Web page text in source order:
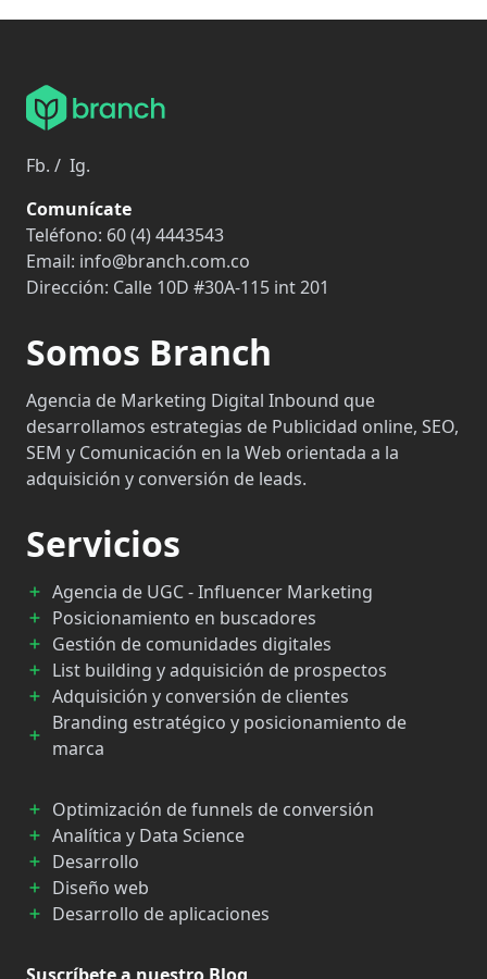
Fb. / Ig.
Comunícate
Teléfono: 60 (4) 4443543
Email: info@branch.com.co
Dirección: Calle 10D #30A-115 int 201
Somos Branch
Agencia de Marketing Digital Inbound que
desarrollamos estrategias de Publicidad online, SEO,
SEM y Comunicación en la Web orientada a la
adquisición y conversión de leads.
Servicios
Agencia de UGC - Influencer Marketing
Posicionamiento en buscadores
Gestión de comunidades digitales
List building y adquisición de prospectos
Adquisición y conversión de clientes
Branding estratégico y posicionamiento de
marca
Optimización de funnels de conversión
Analítica y Data Science
Desarrollo
Diseño web
Desarrollo de aplicaciones